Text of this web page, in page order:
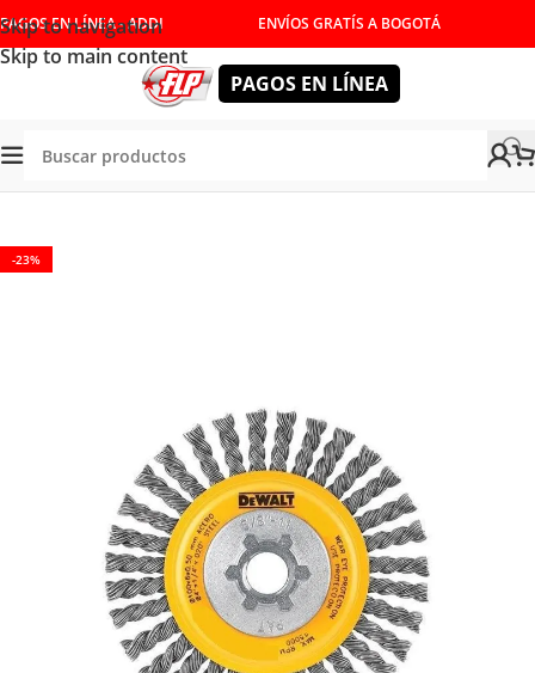
Skip to navigation
Skip to main content
PAGOS EN LÍNEA - ADDI ENVÍOS GRATÍS A BOGOTÁ
PAGOS EN LÍNEA
Tienda/ACCESORIOS
-23%